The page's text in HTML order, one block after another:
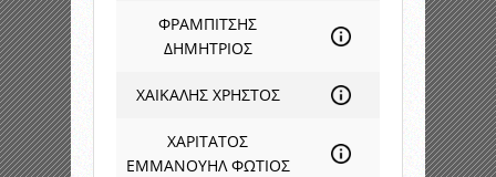
ΦΡΑΜΠΙΤΣΗΣ
ΔΗΜΗΤΡΙΟΣ
ΧΑΙΚΑΛΗΣ ΧΡΗΣΤΟΣ
ΧΑΡΙΤΑΤΟΣ
ΕΜΜΑΝΟΥΗΛ ΦΩΤΙΟΣ